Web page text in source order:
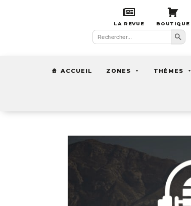
LA REVUE BOUTIQUE
Search
for:
Search Button
ACCUEIL ZONES THÈMES